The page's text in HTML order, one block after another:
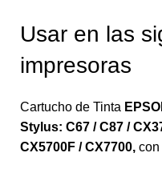
Usar en las
impresoras
Cartucho de Tinta
Stylus: C67 / C87 /
CX5700F / CX7700, con